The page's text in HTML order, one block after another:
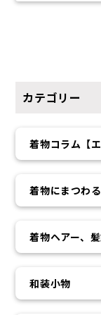
カテゴリー
着物コラム【
着物にまつわ
着物ヘアー、
和装小物